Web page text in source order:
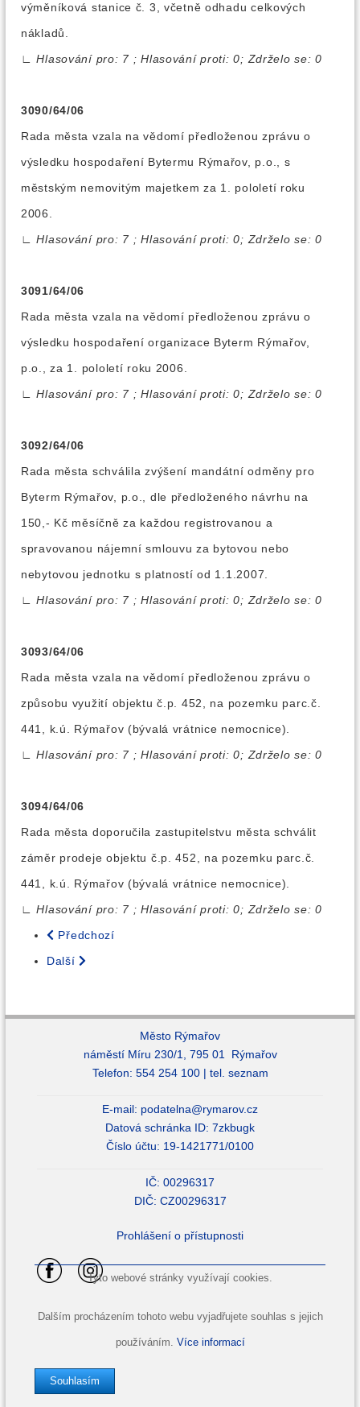
výměníková stanice č. 3, včetně odhadu celkových
nákladů.
∟
Hlasování pro: 7 ; Hlasování proti: 0; Zdrželo se: 0
3090/64/06
Rada města vzala na vědomí předloženou zprávu o
výsledku hospodaření Bytermu Rýmařov, p.o., s
městským nemovitým majetkem za 1. pololetí roku
2006.
∟
Hlasování pro: 7 ; Hlasování proti: 0; Zdrželo se: 0
3091/64/06
Rada města vzala na vědomí předloženou zprávu o
výsledku hospodaření organizace Byterm Rýmařov,
p.o., za 1. pololetí roku 2006.
∟
Hlasování pro: 7 ; Hlasování proti: 0; Zdrželo se: 0
3092/64/06
Rada města schválila zvýšení mandátní odměny pro
Byterm Rýmařov, p.o., dle předloženého návrhu na
150,- Kč měsíčně za každou registrovanou a
spravovanou nájemní smlouvu za bytovou nebo
nebytovou jednotku s platností od 1.1.2007.
∟
Hlasování pro: 7 ; Hlasování proti: 0; Zdrželo se: 0
3093/64/06
Rada města vzala na vědomí předloženou zprávu o
způsobu využití objektu č.p. 452, na pozemku parc.č.
441, k.ú. Rýmařov (bývalá vrátnice nemocnice).
∟
Hlasování pro: 7 ; Hlasování proti: 0; Zdrželo se: 0
3094/64/06
Rada města doporučila zastupitelstvu města schválit
záměr prodeje objektu č.p. 452, na pozemku parc.č.
441, k.ú. Rýmařov (bývalá vrátnice nemocnice).
∟
Hlasování pro: 7 ; Hlasování proti: 0; Zdrželo se: 0
Předchozí
Další
Město Rýmařov
náměstí Míru 230/1, 795 01 Rýmařov
Telefon: 554 254 100 | tel. seznam
E-mail: podatelna@rymarov.cz
Datová schránka ID: 7zkbugk
Číslo účtu: 19-1421771/0100
IČ: 00296317
DIČ: CZ00296317
Prohlášení o přístupnosti
Tyto webové stránky využívají cookies.
Dalším procházením tohoto webu vyjadřujete souhlas s jejich
používáním. Více informací
Souhlasím